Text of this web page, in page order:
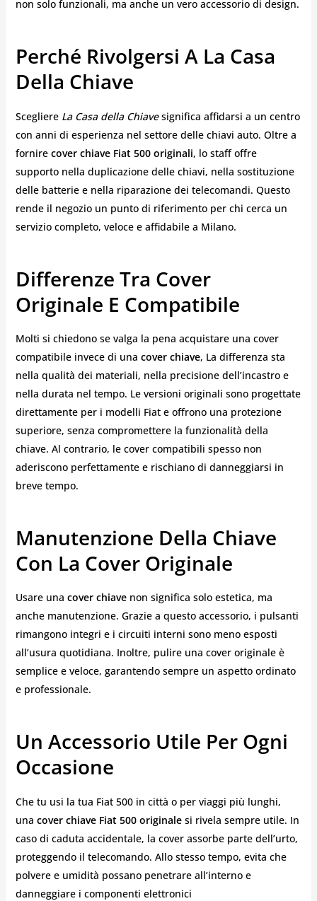
non solo funzionali, ma anche un vero accessorio di design.
Perché Rivolgersi A La Casa
Della Chiave
Scegliere La Casa della Chiavesignifica affidarsi a un centro
con anni di esperienza nel settore delle chiavi auto. Oltre a
fornire cover chiave Fiat 500 originali, lo staff offre
supporto nella duplicazione delle chiavi, nella sostituzione
delle batterie e nella riparazione dei telecomandi. Questo
rende il negozio un punto di riferimento per chi cerca un
servizio completo, veloce e affidabile a Milano.
Differenze Tra Cover
Originale E Compatibile
Molti si chiedono se valga la pena acquistare una cover
compatibile invece di una cover chiave, La differenza sta
nella qualità dei materiali, nella precisione dell’incastro e
nella durata nel tempo. Le versioni originali sono progettate
direttamente per i modelli Fiat e offrono una protezione
superiore, senza compromettere la funzionalità della
chiave. Al contrario, le cover compatibili spesso non
aderiscono perfettamente e rischiano di danneggiarsi in
breve tempo.
Manutenzione Della Chiave
Con La Cover Originale
Usare una cover chiavenon significa solo estetica, ma
anche manutenzione. Grazie a questo accessorio, i pulsanti
rimangono integri e i circuiti interni sono meno esposti
all’usura quotidiana. Inoltre, pulire una cover originale è
semplice e veloce, garantendo sempre un aspetto ordinato
e professionale.
Un Accessorio Utile Per Ogni
Occasione
Che tu usi la tua Fiat 500 in città o per viaggi più lunghi,
una cover chiave Fiat 500 originalesi rivela sempre utile. In
caso di caduta accidentale, la cover assorbe parte dell’urto,
proteggendo il telecomando. Allo stesso tempo, evita che
polvere e umidità possano penetrare all’interno e
danneggiare i componenti elettronici